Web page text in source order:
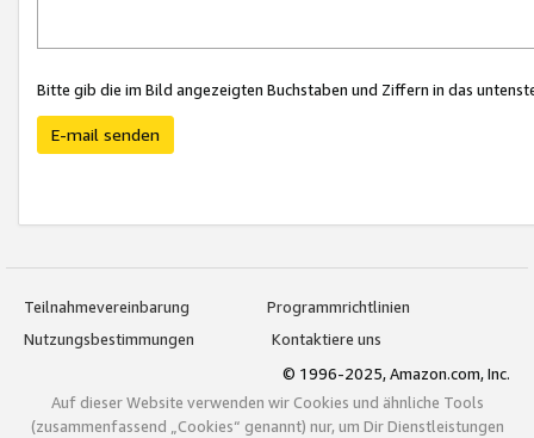
Bitte gib die im Bild angezeigten Buchstaben und Ziffern in das
E-mail senden
Teilnahmevereinbarung
Programmrichtlinien
Nutzungsbestimmungen
Kontaktiere uns
© 1996-2025, Amazon.com, Inc.
Auf dieser Website verwenden wir Cookies und ähnliche Tools
(zusammenfassend „Cookies“ genannt) nur, um Dir Dienstleistungen